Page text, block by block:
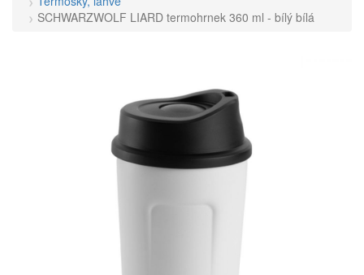
SCHWARZWOLF LIARD termohrnek 360 ml - bílý bílá